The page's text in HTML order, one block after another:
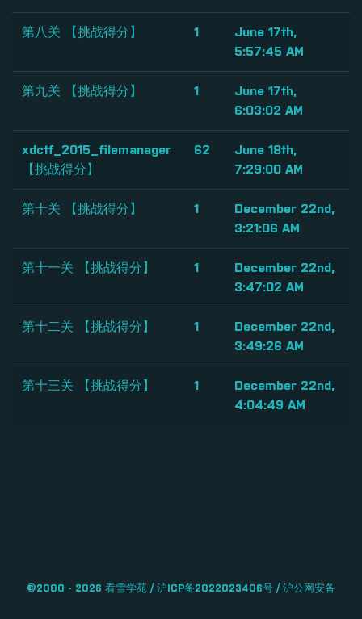
第八关 【挑战得分】 1
June 17th,
5:57:45 AM
第九关 【挑战得分】 1
June 17th,
6:03:02 AM
xdctf_2015_filemanager
【挑战得分】
62
June 18th,
7:29:00 AM
第十关 【挑战得分】 1
December 22nd,
3:21:06 AM
第十一关 【挑战得分】 1
December 22nd,
3:47:02 AM
第十二关 【挑战得分】 1
December 22nd,
3:49:26 AM
第十三关 【挑战得分】 1
December 22nd,
4:04:49 AM
©2000 - 2026 看雪学苑 / 沪ICP备2022023406号 / 沪公网安备